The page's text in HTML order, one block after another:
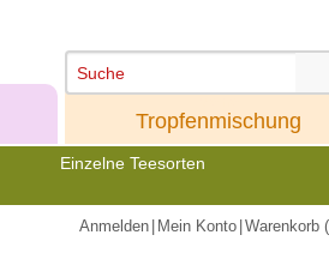
Einzelne Teesorten
Tropfenmischung
Warenkorb
Mein Konto
Anmelden